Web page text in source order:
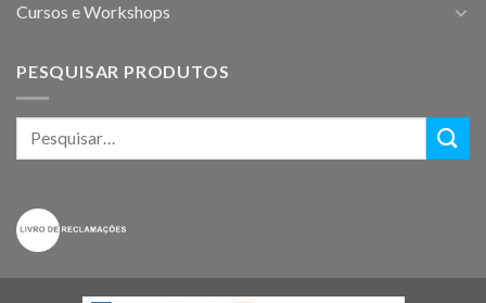
Cursos e Workshops
PESQUISAR PRODUTOS